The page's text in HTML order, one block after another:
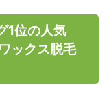
1位の人気
ックス脱毛